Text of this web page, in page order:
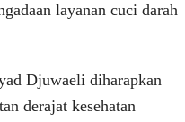
layanan cuci darah
Djuwaeli diharapkan
derajat kesehatan